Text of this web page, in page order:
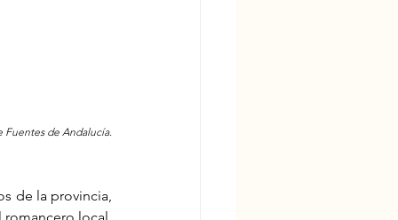
Fuentes de Andalucía.
de la provincia,